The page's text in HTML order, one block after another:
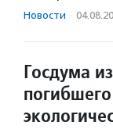
Новости ·
Госдума